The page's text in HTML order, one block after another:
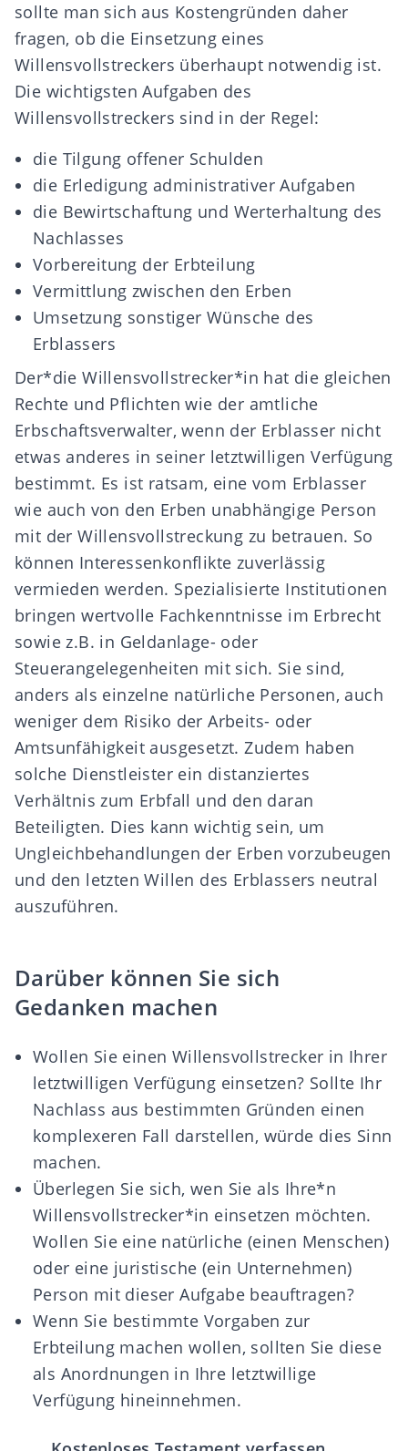
sollte man sich aus Kostengründen daher
fragen, ob die Einsetzung eines
Willensvollstreckers überhaupt notwendig ist.
Die wichtigsten Aufgaben des
Willensvollstreckers sind in der Regel:
die Tilgung offener Schulden
die Erledigung administrativer Aufgaben
die Bewirtschaftung und Werterhaltung des
Nachlasses
Vorbereitung der Erbteilung
Vermittlung zwischen den Erben
Umsetzung sonstiger Wünsche des
Erblassers
Der*die Willensvollstrecker*in hat die gleichen
Rechte und Pflichten wie der amtliche
Erbschaftsverwalter, wenn der Erblasser nicht
etwas anderes in seiner letztwilligen Verfügung
bestimmt. Es ist ratsam, eine vom Erblasser
wie auch von den Erben unabhängige Person
mit der Willensvollstreckung zu betrauen. So
können Interessenkonflikte zuverlässig
vermieden werden. Spezialisierte Institutionen
bringen wertvolle Fachkenntnisse im Erbrecht
sowie z.B. in Geldanlage- oder
Steuerangelegenheiten mit sich. Sie sind,
anders als einzelne natürliche Personen, auch
weniger dem Risiko der Arbeits- oder
Amtsunfähigkeit ausgesetzt. Zudem haben
solche Dienstleister ein distanziertes
Verhältnis zum Erbfall und den daran
Beteiligten. Dies kann wichtig sein, um
Ungleichbehandlungen der Erben vorzubeugen
und den letzten Willen des Erblassers neutral
auszuführen.
Darüber können Sie sich
Gedanken machen
Wollen Sie einen Willensvollstrecker in Ihrer
letztwilligen Verfügung einsetzen? Sollte Ihr
Nachlass aus bestimmten Gründen einen
komplexeren Fall darstellen, würde dies Sinn
machen.
Überlegen Sie sich, wen Sie als Ihre*n
Willensvollstrecker*in einsetzen möchten.
Wollen Sie eine natürliche (einen Menschen)
oder eine juristische (ein Unternehmen)
Person mit dieser Aufgabe beauftragen?
Wenn Sie bestimmte Vorgaben zur
Erbteilung machen wollen, sollten Sie diese
als Anordnungen in Ihre letztwillige
Verfügung hineinnehmen.